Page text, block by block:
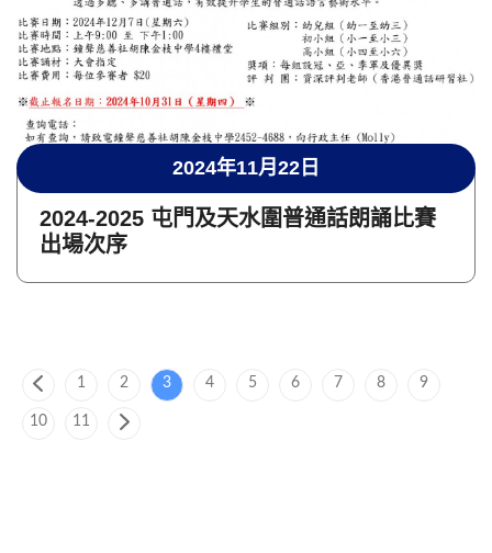
2024年11月22日
2024-2025 屯門及天水圍普通話朗誦比賽
出場次序
1 2 3 4 5 6 7 8 9
10 11